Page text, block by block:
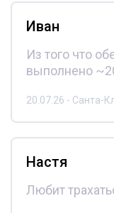
Иван
Из того что
выполнено
20.07.26 - Санта-
Настя
Любит